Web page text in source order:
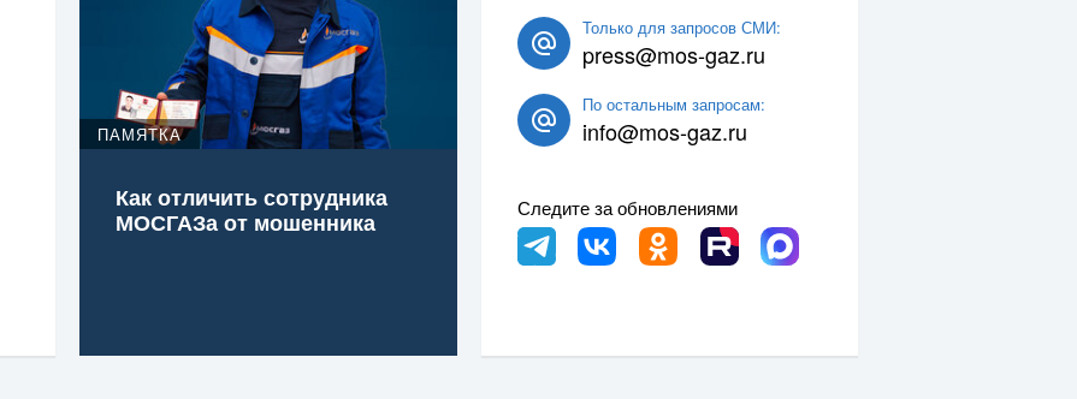
ПАМЯТКА
Как отличить сотрудника
МОСГАЗа от мошенника
Только для запросов СМИ:
press@mos-gaz.ru
По остальным запросам:
info@mos-gaz.ru
Следите за обновлениями